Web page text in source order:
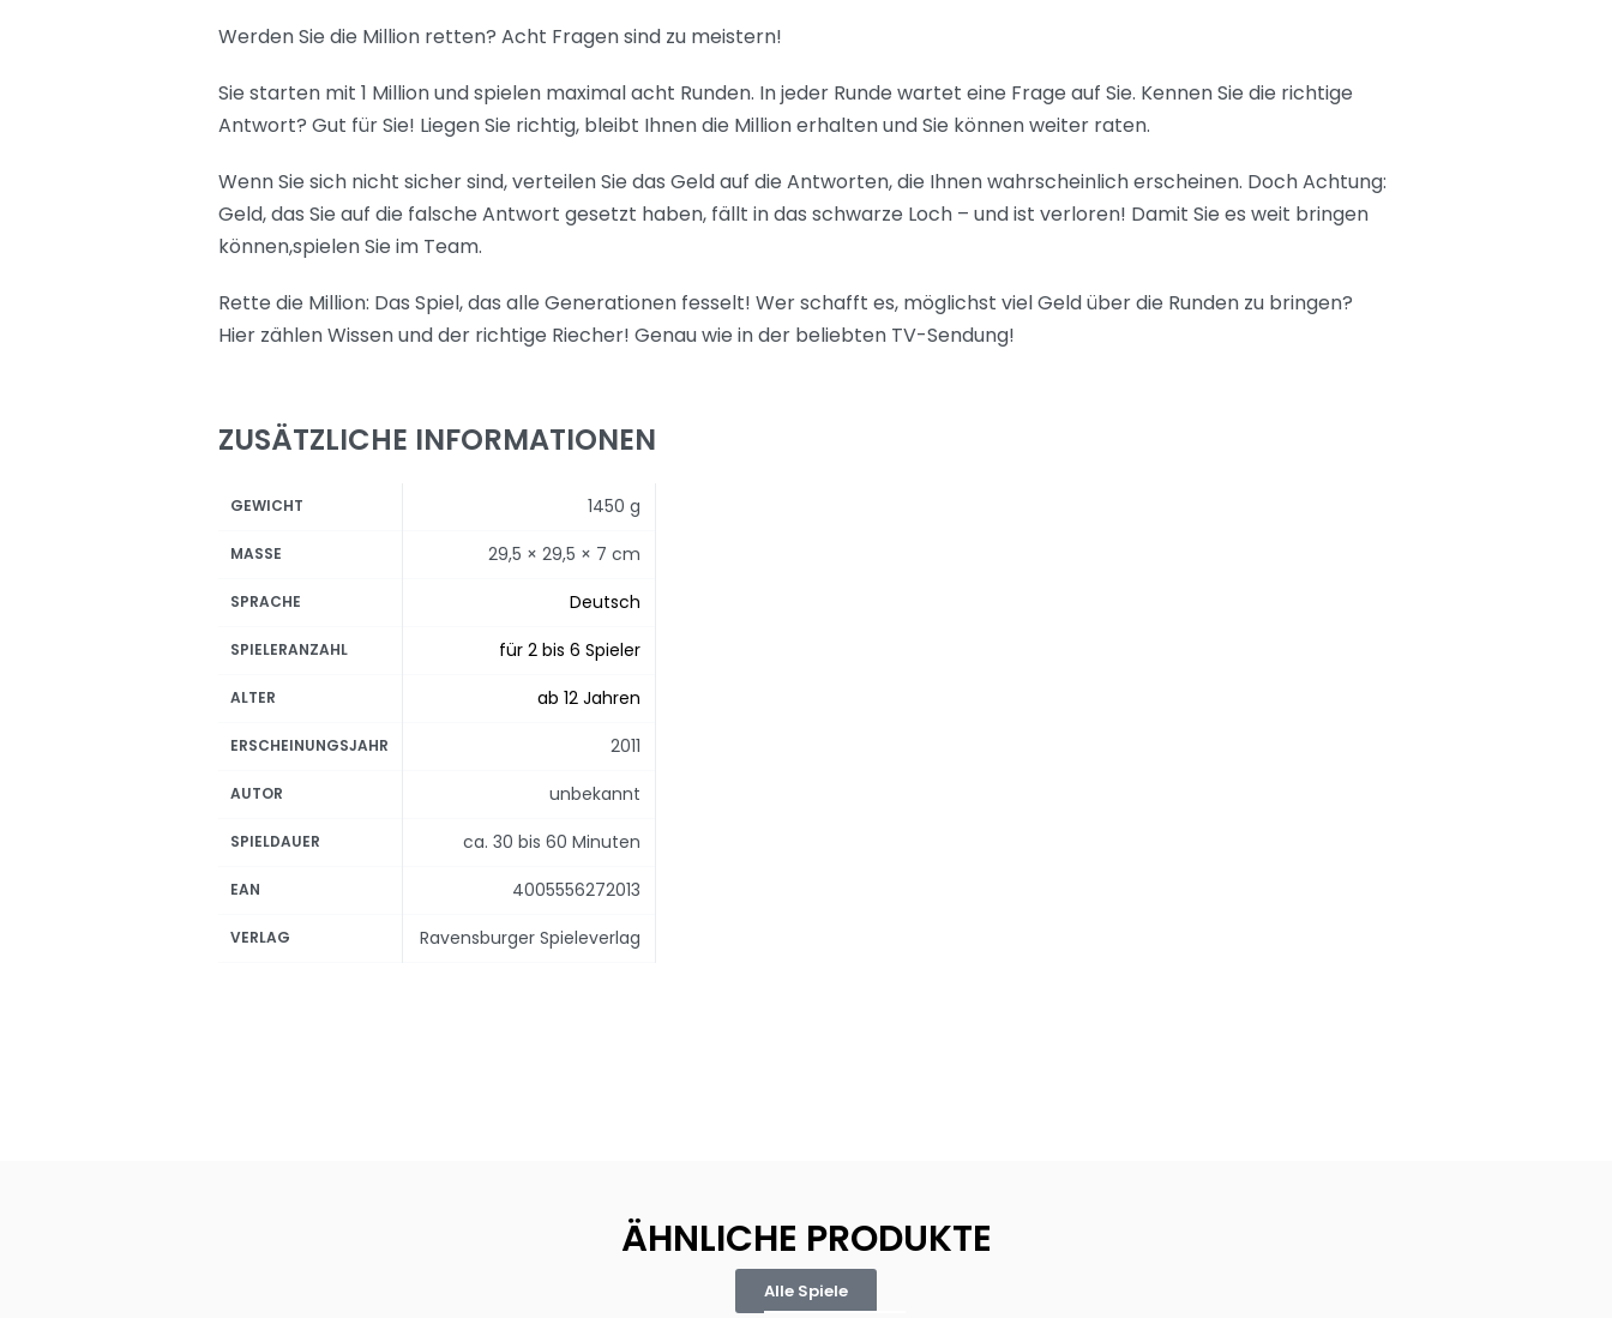
Werden Sie die Million retten? Acht Fragen sind zu meistern!
Sie starten mit 1 Million und spielen maximal acht Runden. In jeder Runde wartet eine Frage auf Sie. Kennen Sie die richtige
Antwort? Gut für Sie! Liegen Sie richtig, bleibt Ihnen die Million erhalten und Sie können weiter raten.
Wenn Sie sich nicht sicher sind, verteilen Sie das Geld auf die Antworten, die Ihnen wahrscheinlich erscheinen. Doch Achtung:
Geld, das Sie auf die falsche Antwort gesetzt haben, fällt in das schwarze Loch – und ist verloren! Damit Sie es weit bringen
können,spielen Sie im Team.
Rette die Million: Das Spiel, das alle Generationen fesselt! Wer schafft es, möglichst viel Geld über die Runden zu bringen?
Hier zählen Wissen und der richtige Riecher! Genau wie in der beliebten TV-Sendung!
ZUSÄTZLICHE INFORMATIONEN
GEWICHT 1450 g
MASSE 29,5 × 29,5 × 7 cm
SPRACHE Deutsch
SPIELERANZAHL für 2 bis 6 Spieler
ALTER ab 12 Jahren
ERSCHEINUNGSJAHR 2011
AUTOR unbekannt
SPIELDAUER ca. 30 bis 60 Minuten
EAN 4005556272013
VERLAG Ravensburger Spieleverlag
ÄHNLICHE PRODUKTE
Alle Spiele